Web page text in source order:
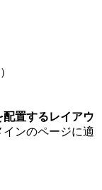
配置するレイアウ
ンのページに適